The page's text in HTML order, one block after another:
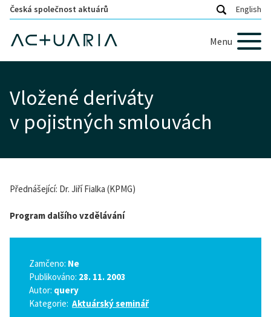
Česká společnost aktuárů English
Menu
Vložené deriváty
v pojistných smlouvách
Přednášející: Dr. Jiří Fialka (KPMG)
Program dalšího vzdělávání
Zamčeno: Ne
Publikováno: 28. 11. 2003
Autor: query
Kategorie: Aktuárský seminář